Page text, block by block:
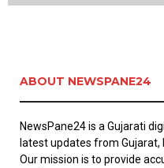
ABOUT NEWSPANE24
NewsPane24 is a Gujarati
latest updates from Gujarat,
Our mission is to provide